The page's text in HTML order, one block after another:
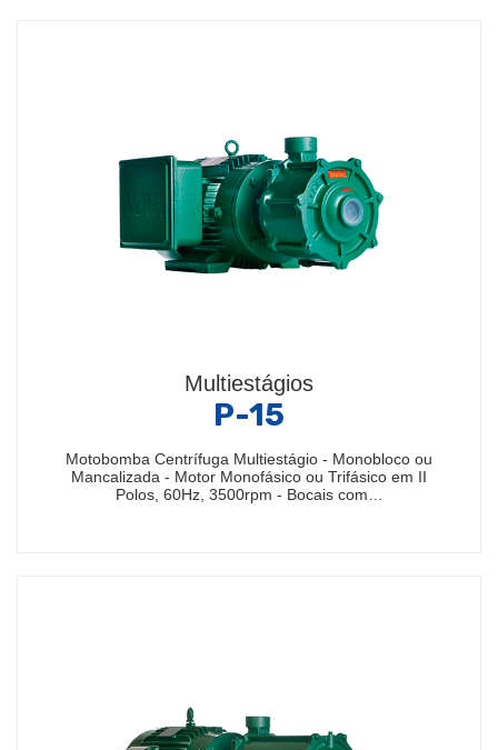
Multiestágios
P-15
Motobomba Centrífuga Multiestágio - Monobloco ou
Mancalizada - Motor Monofásico ou Trifásico em II
Polos, 60Hz, 3500rpm - Bocais com…